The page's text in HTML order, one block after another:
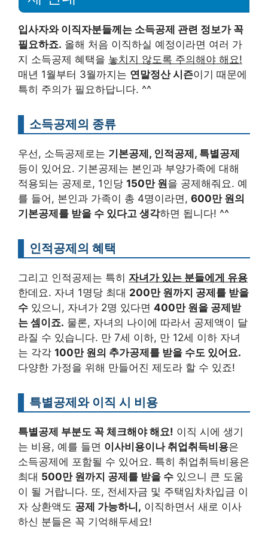
입사자와 이직자분들께는 소득공제 관련 정보가 꼭
필요하죠. 올해 처음 이직하실 예정이라면 여러 가
지 소득공제 혜택을 놓치지 않도록 주의해야 해요!
매년 1월부터 3월까지는 연말정산 시즌이기 때문에
특히 주의가 필요하답니다. ^^
소득공제의 종류
우선, 소득공제로는 기본공제, 인적공제, 특별공제
등이 있어요. 기본공제는 본인과 부양가족에 대해
적용되는 공제로, 1인당 150만 원을 공제해줘요. 예
를 들어, 본인과 가족이 총 4명이라면, 600만 원의
기본공제를 받을 수 있다고 생각하면 됩니다! ^^
인적공제의 혜택
그리고 인적공제는 특히 자녀가 있는 분들에게 유용
한데요. 자녀 1명당 최대 200만 원까지 공제를 받을
수 있으니, 자녀가 2명 있다면 400만 원을 공제받
는 셈이죠. 물론, 자녀의 나이에 따라서 공제액이 달
라질 수 있습니다. 만 7세 이하, 만 12세 이하 자녀
는 각각 100만 원의 추가공제를 받을 수도 있어요.
다양한 가정을 위해 만들어진 제도라 할 수 있죠!
특별공제와 이직 시 비용
특별공제 부분도 꼭 체크해야 해요! 이직 시에 생기
는 비용, 예를 들면 이사비용이나 취업취득비용은
소득공제에 포함될 수 있어요. 특히 취업취득비용은
최대 500만 원까지 공제를 받을 수 있으니 큰 도움
이 될 거랍니다. 또, 전세자금 및 주택임차차입금 이
자 상환액도 공제 가능하니, 이직하면서 새로 이사
하신 분들은 꼭 기억해두세요!